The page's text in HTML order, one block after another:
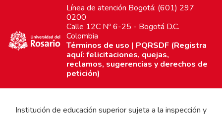
Línea de atención Bogotá: (601) 297
0200
Calle 12C Nº 6-25 - Bogotá D.C.
Colombia
Términos de uso | PQRSDF (Registra
aquí: felicitaciones, quejas,
reclamos, sugerencias y derechos de
petición)
Institución de educación superior sujeta a la inspección y